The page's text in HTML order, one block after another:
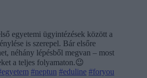
egyetemi ügyintézések között a
is szerepel. Bár elsőre
néhány lépésből megvan – most
a teljes folyamaton.😉
#neptun #eduline #foryou